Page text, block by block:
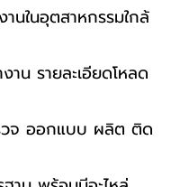
นในอุตสาหกรรมใกล้
น รายละเอียดโหลด
วจ ออกแบบ ผลิต ติด